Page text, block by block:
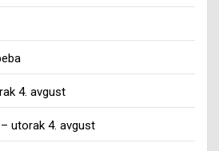
4. avgust
utorak 4. avgust